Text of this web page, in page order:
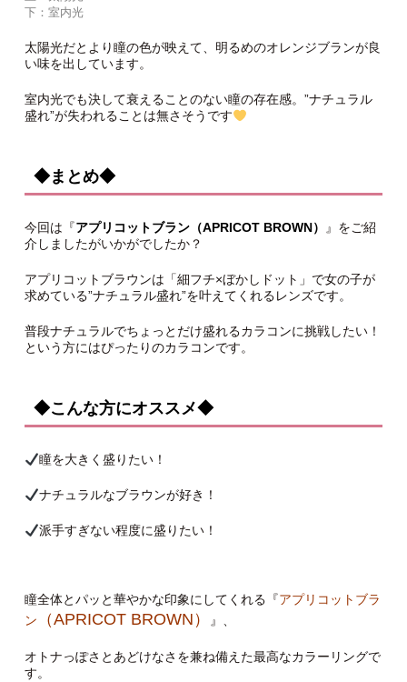
下：室内光
太陽光だとより瞳の色が映えて、明るめのオレンジブランが良
い味を出しています。
室内光でも決して衰えることのない瞳の存在感。”ナチュラル
盛れ”が失われることは無さそうです
◆まとめ◆
今回は『アプリコットブラン（APRICOT BROWN） 』をご紹
介しましたがいかがでしたか？
アプリコットブラウンは「細フチ×ぼかしドット」で女の子が
求めている”ナチュラル盛れ”を叶えてくれるレンズです。
普段ナチュラルでちょっとだけ盛れるカラコンに挑戦したい！
という方にはぴったりのカラコンです。
◆こんな方にオススメ◆
瞳を大きく盛りたい！
ナチュラルなブラウンが好き！
派手すぎない程度に盛りたい！
瞳全体とパッと華やかな印象にしてくれる『アプリコットブラ
ン
（APRICOT BROWN） 』、
オトナっぽさとあどけなさを兼ね備えた最高なカラーリングで
す。